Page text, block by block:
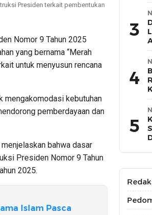
Presiden terkait pembentukan
Nomor 9 Tahun 2025
yang bernama “Merah
untuk menyusun rencana
mengakomodasi kebutuhan
pemberdayaan dan
bahwa dasar
Presiden Nomor 9 Tahun
2025.
Islam Pasca
3
4
5